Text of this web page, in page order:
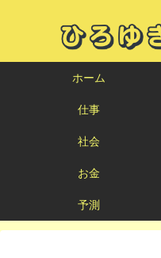
ホーム
仕事
社会
お金
予測